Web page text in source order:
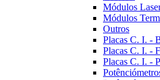
Módulos
Módulos
Outros
Placas C. I. -
Placas C. I. -
Placas C. I. -